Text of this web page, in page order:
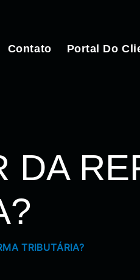
Contato Portal Do
DA
TRIBUTÁRIA?